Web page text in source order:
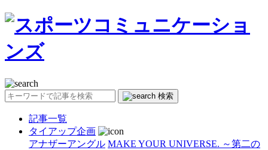
検索
記事一覧
タイアップ企画
アナザーアングル MAKE YOUR UNIVERSE. ～第二の